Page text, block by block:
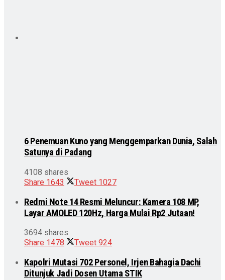
6 Penemuan Kuno yang Menggemparkan Dunia, Salah
Satunya di Padang
4108 shares
Share 1643 Tweet 1027
Redmi Note 14 Resmi Meluncur: Kamera 108 MP,
Layar AMOLED 120Hz, Harga Mulai Rp2 Jutaan!
3694 shares
Share 1478 Tweet 924
Kapolri Mutasi 702 Personel, Irjen Bahagia Dachi
Ditunjuk Jadi Dosen Utama STIK